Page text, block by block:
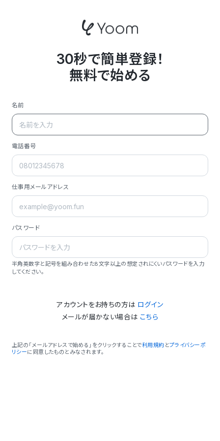
30秒で簡単登録！
無料で始める
名前
電話番号
仕事用メールアドレス
パスワード
半角英数字と記号を組み合わせた8文字以上の想定されにくいパスワードを入力
してください。
アカウントをお持ちの方は ログイン
メールが届かない場合は こちら
上記の「メールアドレスで始める」をクリックすることで利用規約 とプライバシーポ
リシーに同意したものとみなされます。